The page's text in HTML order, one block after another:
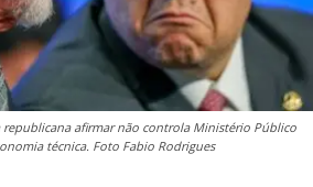
afirmar não controla Ministério Público
técnica. Foto Fabio Rodrigues